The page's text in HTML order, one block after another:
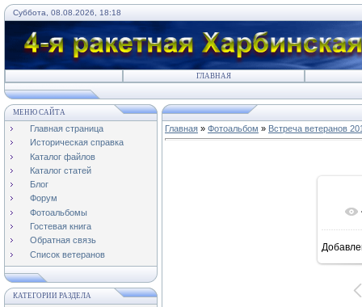
Суббота, 08.08.2026, 18:18
ГЛАВНАЯ
МЕНЮ САЙТА
Главная страница
Историческая справка
Каталог файлов
Каталог статей
Блог
Форум
Фотоальбомы
Гостевая книга
Обратная связь
Список ветеранов
КАТЕГОРИИ РАЗДЕЛА
Главная » Фотоальбом » Встреча ветеранов